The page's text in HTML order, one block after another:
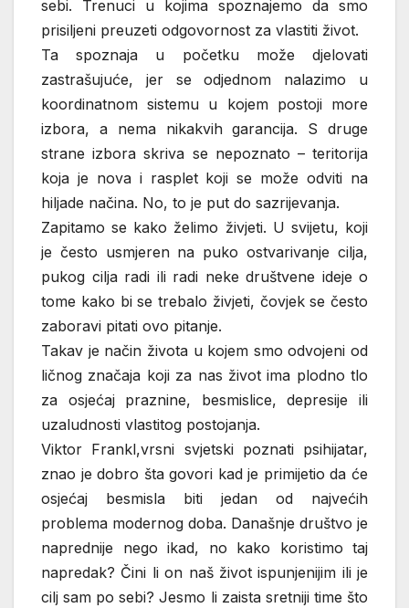
sebi. Trenuci u kojima spoznajemo da smo
prisiljeni preuzeti odgovornost za vlastiti život.
Ta spoznaja u početku može djelovati
zastrašujuće, jer se odjednom nalazimo u
koordinatnom sistemu u kojem postoji more
izbora, a nema nikakvih garancija. S druge
strane izbora skriva se nepoznato – teritorija
koja je nova i rasplet koji se može odviti na
hiljade načina. No, to je put do sazrijevanja.
Zapitamo se kako želimo živjeti. U svijetu, koji
je često usmjeren na puko ostvarivanje cilja,
pukog cilja radi ili radi neke društvene ideje o
tome kako bi se trebalo živjeti, čovjek se često
zaboravi pitati ovo pitanje.
Takav je način života u kojem smo odvojeni od
ličnog značaja koji za nas život ima plodno tlo
za osjećaj praznine, besmislice, depresije ili
uzaludnosti vlastitog postojanja.
Viktor Frankl,vrsni svjetski poznati psihijatar,
znao je dobro šta govori kad je primijetio da će
osjećaj besmisla biti jedan od najvećih
problema modernog doba. Današnje društvo je
naprednije nego ikad, no kako koristimo taj
napredak? Čini li on naš život ispunjenijim ili je
cilj sam po sebi? Jesmo li zaista sretniji time što